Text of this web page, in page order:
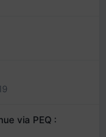
via PEQ :